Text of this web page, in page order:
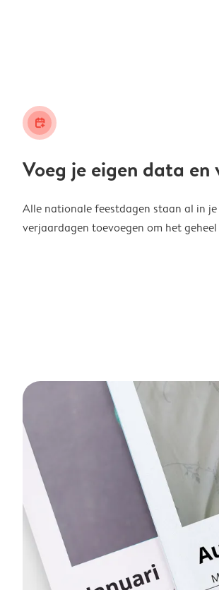
calendar_plus
Voeg je eigen data
Alle nationale feestdagen staan al in
verjaardagen toevoegen om het